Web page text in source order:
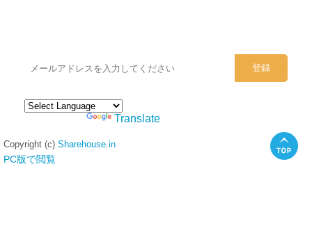
Translate
Copyright (c) Sharehouse.in
PC版で閲覧